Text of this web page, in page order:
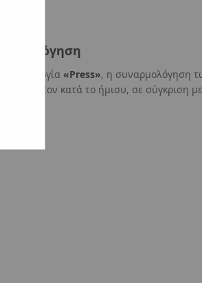
τεχνολογία «Press», η συναρμολόγηση
κατά το ήμισυ, σε σύγκριση